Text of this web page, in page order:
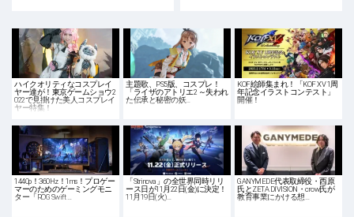
ハイクオリティなコスプレイ
ヤー達が！東京ゲームショウ2
022で見掛けた美人コスプレイ
ヤー特集！
主題歌、PS5版、コスプレ！
「ライザのアトリエ2 ～失われ
た伝承と秘密の妖…
KOF絵師集まれ！「KOF XV 1周
年記念イラストコンテスト」
開催！
1440p！360Hz！1ms！プロゲー
マーのためのゲーミングモニ
ター「ROG Swift …
「Strinova」の全世界同時リリ
ース日が11月22日(金)に決定！
11月19日(火)…
GANYMEDE代表取締役・西原
氏とZETA DIVISION・crow氏が
教育事業にかける想…